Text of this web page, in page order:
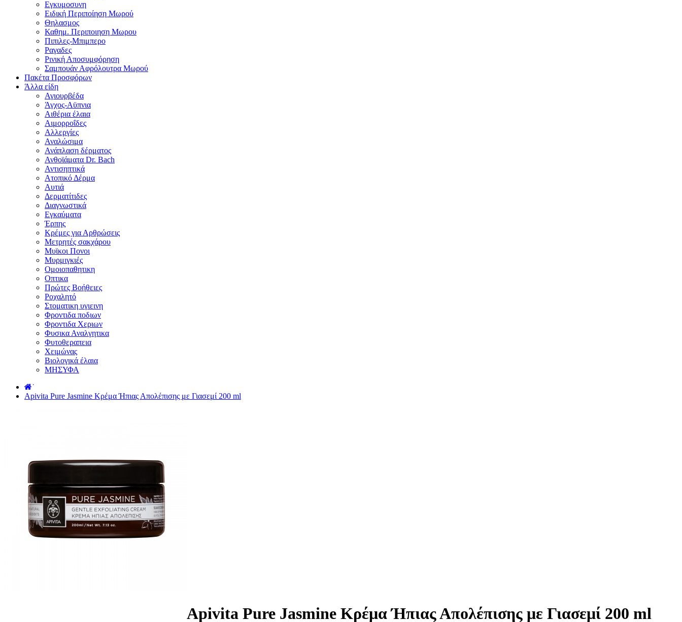
Εγκυμοσυνη
Ειδική Περιποίηση Μωρού
Θηλασμος
Καθημ. Περιποιηση Μωρου
Πιπιλες-Μπιμπερο
Ραγαδες
Ρινική Αποσυμφόρηση
Σαμπουάν Αφρόλουτρα Μωρού
Πακέτα Προσφόρων
Άλλα είδη
Αγιουρβέδα
Άγχος-Αϋπνια
Αιθέρια έλαια
Αιμορροΐδες
Αλλεργίες
Αναλώσιμα
Ανάπλαση δέρματος
Ανθοϊάματα Dr. Bach
Αντισηπτικά
Ατοπικό Δέρμα
Αυτιά
Δερματίτιδες
Διαγνωστικά
Εγκαύματα
Έρπης
Κρέμες για Αρθρώσεις
Μετρητές σακχάρου
Μυϊκοι Πονοι
Μυρμιγκιές
Ομοιοπαθητικη
Οπτικα
Πρώτες Βοήθειες
Ροχαλητό
Στοματικη υγιεινη
Φροντιδα ποδιων
Φροντιδα Χεριων
Φυσικα Αναλγητικα
Φυτοθεραπεια
Χειμώνας
Βιολογικά έλαια
ΜΗΣΥΦΑ
˙
Apivita Pure Jasmine Κρέμα Ήπιας Απολέπισης με Γιασεμί 200 ml
Apivita Pure Jasmine Κρέμα Ήπιας Απολέπισης με Γιασεμί 200 ml